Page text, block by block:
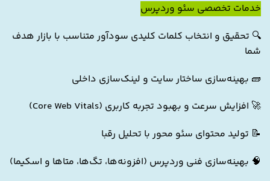
خدمات تخصصی سئو وردپرس
🔍 تحقیق و انتخاب کلمات کلیدی سودآور متناسب با بازار هدف
شما
🧱 بهینه‌سازی ساختار سایت و لینک‌سازی داخلی
🚀 افزایش سرعت و بهبود تجربه کاربری (Core Web Vitals)
📝 تولید محتوای سئو محور با تحلیل رقبا
🧠 بهینه‌سازی فنی وردپرس (افزونه‌ها، تگ‌ها، متاها و اسکیما)